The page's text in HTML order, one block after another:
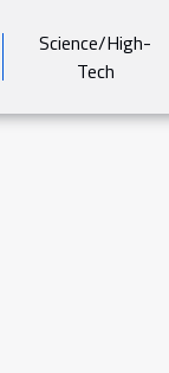
Science/High-
Tech